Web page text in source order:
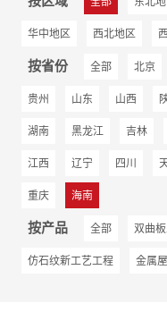
华中地区 西北地区
按省份 全部 北京
贵州 山东 山西
湖南 黑龙江 吉林
江西 辽宁 四川
重庆 海南
按产品 全部 双曲
仿石纹新工艺工程 金属